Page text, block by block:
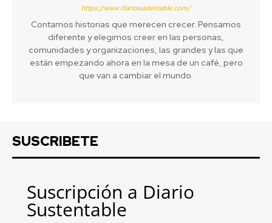
https://www.diariosustentable.com/
Contamos historias que merecen crecer. Pensamos
diferente y elegimos creer en las personas,
comunidades y organizaciones, las grandes y las que
están empezando ahora en la mesa de un café, pero
que van a cambiar el mundo.
SUSCRIBETE
Suscripción a Diario
Sustentable